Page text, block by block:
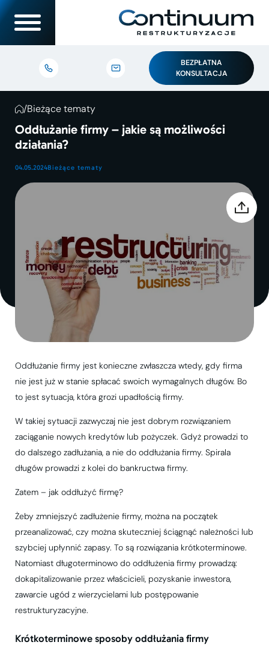
BEZPŁATNA
KONSULTACJA
/Bieżące tematy
Oddłużanie firmy – jakie są możliwości
działania?
04.05.2024Bieżące tematy
Oddłużanie firmy jest konieczne zwłaszcza wtedy, gdy firma
nie jest już w stanie spłacać swoich wymagalnych długów. Bo
to jest sytuacja, która grozi upadłością firmy.
W takiej sytuacji zazwyczaj nie jest dobrym rozwiązaniem
zaciąganie nowych kredytów lub pożyczek. Gdyż prowadzi to
do dalszego zadłużania, a nie do oddłużania firmy. Spirala
długów prowadzi z kolei do bankructwa firmy.
Zatem – jak oddłużyć firmę?
Żeby zmniejszyć zadłużenie firmy, można na początek
przeanalizować, czy można skuteczniej ściągnąć należności lub
szybciej upłynnić zapasy. To są rozwiązania krótkoterminowe.
Natomiast długoterminowo do oddłużenia firmy prowadzą:
dokapitalizowanie przez właścicieli, pozyskanie inwestora,
zawarcie ugód z wierzycielami lub postępowanie
restrukturyzacyjne.
Krótkoterminowe sposoby oddłużania firmy